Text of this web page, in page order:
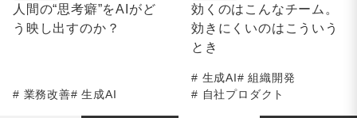
人間の“思考癖”をAIがど
う映し出すのか？
業務改善 生成AI
効くのはこんなチーム。
効きにくいのはこういう
とき
生成AI
組織開発
自社プロダクト